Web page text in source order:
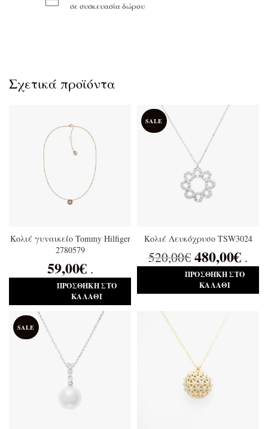
σε συσκευασία δώρου
Σχετικά προϊόντα
Κολιέ γυναικείο Tommy Hilfiger
2780579
59,00€ .
ΠΡΟΣΘΉΚΗ ΣΤΟ
ΚΑΛΆΘΙ
SALE
Κολιέ Λευκόχρυσο TSW3024
520,00€ 480,00€ .
ΠΡΟΣΘΉΚΗ ΣΤΟ
ΚΑΛΆΘΙ
SALE